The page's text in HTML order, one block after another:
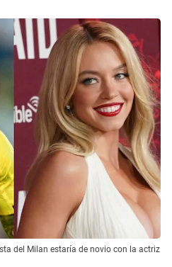
del Milan estaría de novio con la actriz